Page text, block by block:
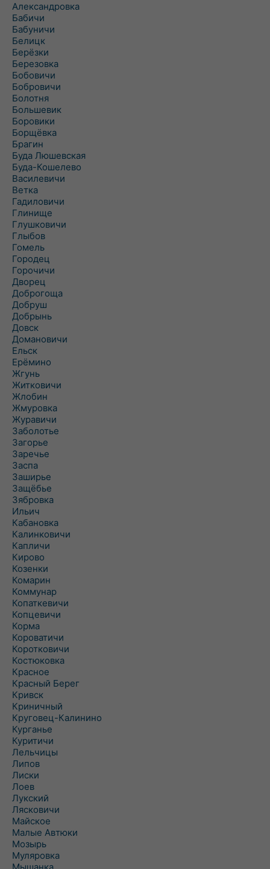
Александровка
Бабичи
Бабуничи
Белицк
Берёзки
Березовка
Бобовичи
Бобровичи
Болотня
Большевик
Боровики
Борщёвка
Брагин
Буда Люшевская
Буда-Кошелево
Василевичи
Ветка
Гадиловичи
Глинище
Глушковичи
Глыбов
Гомель
Городец
Горочичи
Дворец
Доброгоща
Добруш
Добрынь
Довск
Домановичи
Ельск
Ерёмино
Жгунь
Житковичи
Жлобин
Жмуровка
Журавичи
Заболотье
Загорье
Заречье
Заспа
Заширье
Защёбье
Зябровка
Ильич
Кабановка
Калинковичи
Капличи
Кирово
Козенки
Комарин
Коммунар
Копаткевичи
Копцевичи
Корма
Короватичи
Коротковичи
Костюковка
Красное
Красный Берег
Кривск
Криничный
Круговец-Калинино
Курганье
Куритичи
Лельчицы
Липов
Лиски
Лоев
Лукский
Лясковичи
Майское
Малые Автюки
Мозырь
Муляровка